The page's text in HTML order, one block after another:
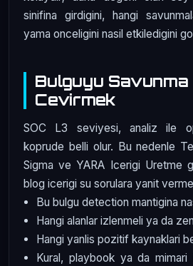
sinifina girdigini, hangi
yama onceligini nasil etkiledigini
Bulguyu
Cevirmek
SOC L3 seviyesi, analiz ile
koprude belli olur. Bu nedenle
Sigma ve YARA Icerigi Uretme
blog icerigi su sorulara yanit
Bu bulgu detection mantigina
Hangi alanlar izlenmeli ya da
Hangi yanlis pozitif kaynaklari
Kural, playbook ya da mimari